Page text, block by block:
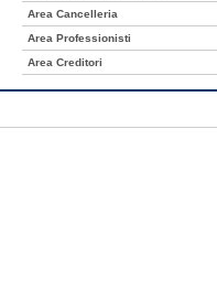
Area Cancelleria
Area Professionisti
Area Creditori